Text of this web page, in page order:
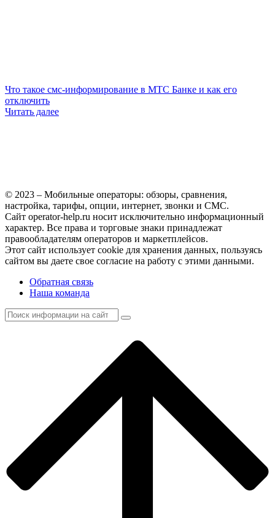
Что такое смс-информирование в МТС Банке и как его
отключить
Читать далее
© 2023 – Мобильные операторы: обзоры, сравнения,
настройка, тарифы, опции, интернет, звонки и СМС.
Сайт operator-help.ru носит исключительно информационный
характер. Все права и торговые знаки принадлежат
правообладателям операторов и маркетплейсов.
Этот сайт использует cookie для хранения данных, пользуясь
сайтом вы даете свое согласие на работу с этими данными.
Обратная связь
Наша команда